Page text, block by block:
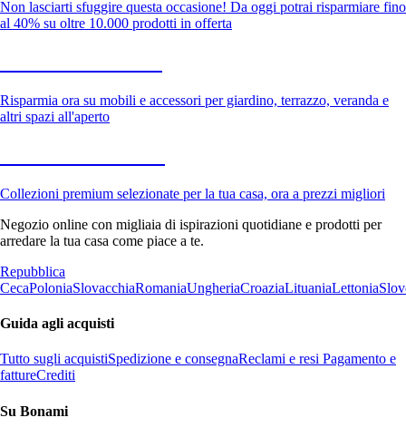
Non lasciarti sfuggire questa occasione! Da oggi potrai risparmiare fino
al 40% su oltre 10.000 prodotti in offerta
Risparmia ora su mobili e accessori per giardino, terrazzo, veranda e
altri spazi all'aperto
Collezioni premium selezionate per la tua casa, ora a prezzi migliori
Negozio online con migliaia di ispirazioni quotidiane e prodotti per
arredare la tua casa come piace a te.
Repubblica
CecaPoloniaSlovacchiaRomaniaUngheriaCroaziaLituaniaLettonia
Guida agli acquisti
Tutto sugli acquistiSpedizione e consegnaReclami e resi Pagamento e
fattureCrediti
Su Bonami